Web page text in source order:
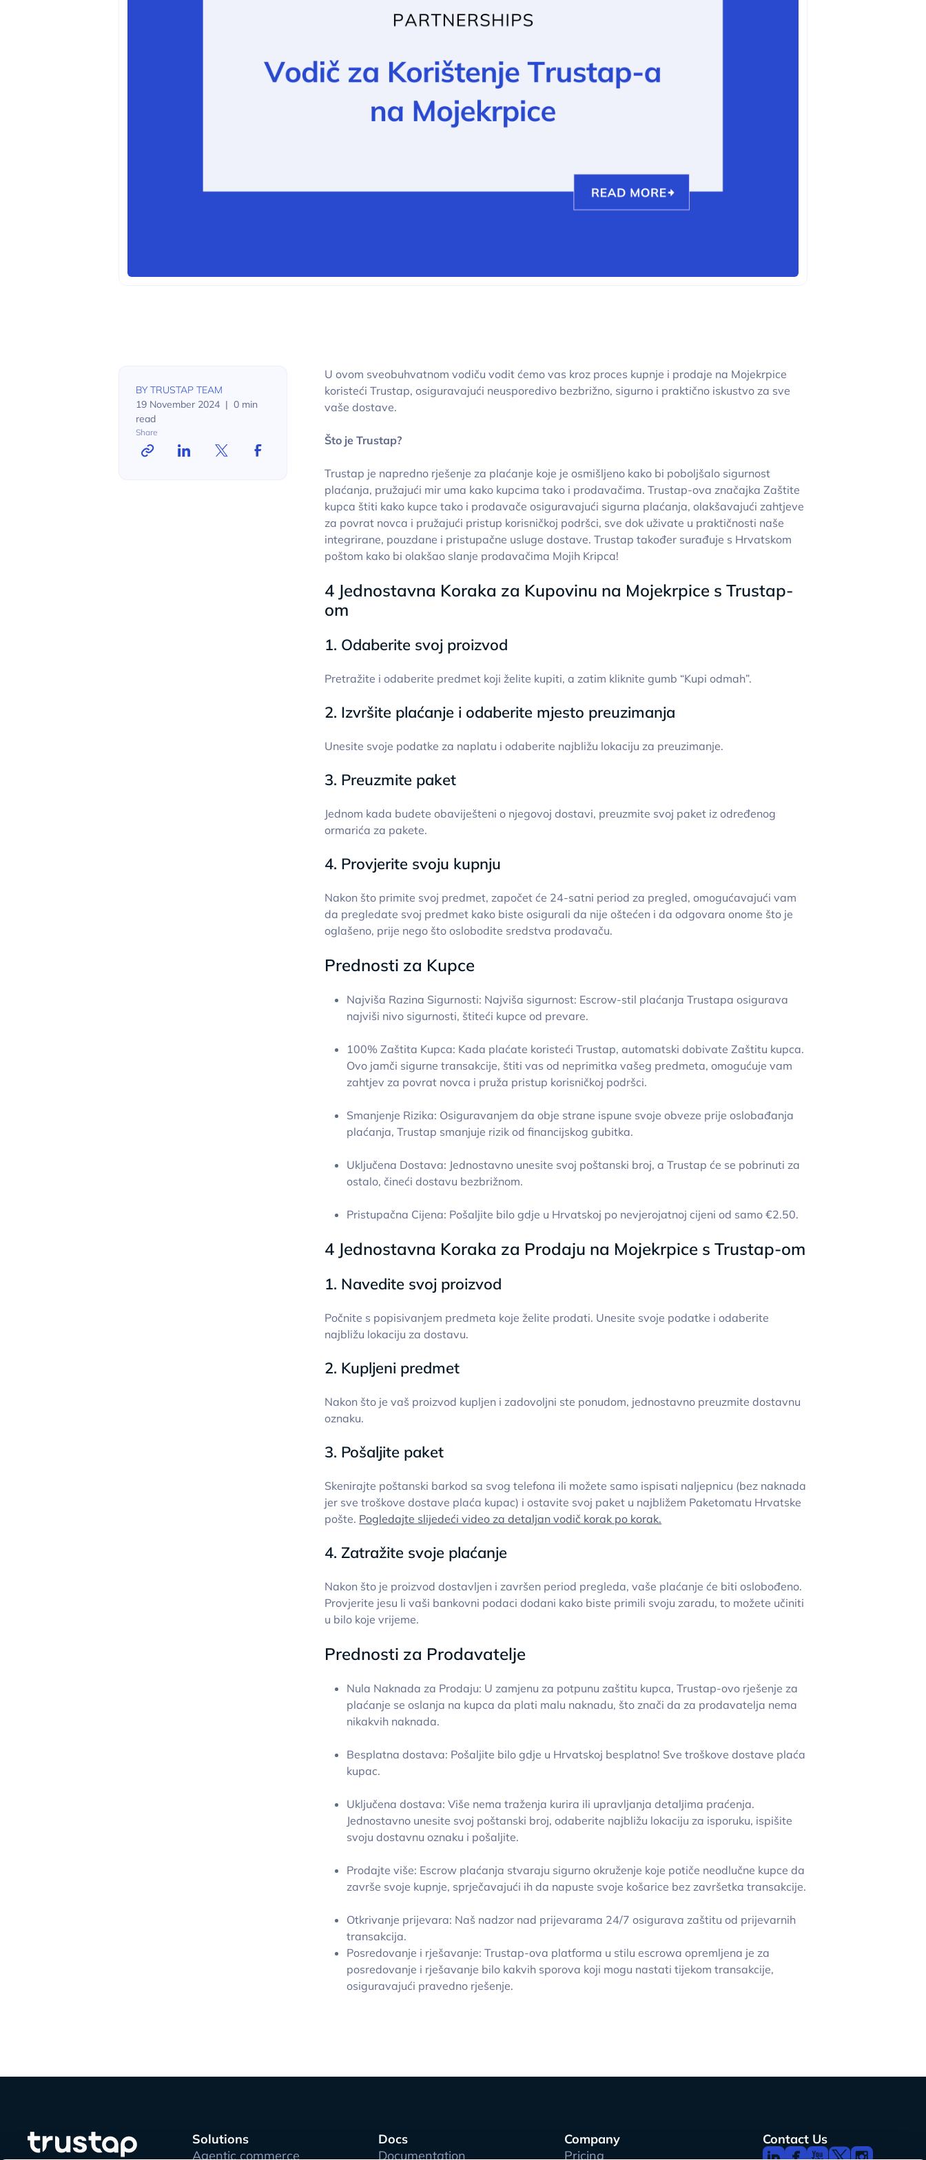
BYTRUSTAP TEAM
19 November 2024 | 0 min
read
Share
U ovom sveobuhvatnom vodiču vodit ćemo vas kroz proces kupnje i prodaje na Mojekrpice
koristeći Trustap, osiguravajući neusporedivo bezbrižno, sigurno i praktično iskustvo za sve
vaše dostave.
Što je Trustap?
Trustap je napredno rješenje za plaćanje koje je osmišljeno kako bi poboljšalo sigurnost
plaćanja, pružajući mir uma kako kupcima tako i prodavačima. Trustap-ova značajka Zaštite
kupca štiti kako kupce tako i prodavače osiguravajući sigurna plaćanja, olakšavajući zahtjeve
za povrat novca i pružajući pristup korisničkoj podršci, sve dok uživate u praktičnosti naše
integrirane, pouzdane i pristupačne usluge dostave. Trustap također surađuje s Hrvatskom
poštom kako bi olakšao slanje prodavačima Mojih Kripca!
4 Jednostavna Koraka za Kupovinu na Mojekrpice s Trustap-
om
1. Odaberite svoj proizvod
Pretražite i odaberite predmet koji želite kupiti, a zatim kliknite gumb “Kupi odmah”.
2. Izvršite plaćanje i odaberite mjesto preuzimanja
Unesite svoje podatke za naplatu i odaberite najbližu lokaciju za preuzimanje.
3. Preuzmite paket
Jednom kada budete obaviješteni o njegovoj dostavi, preuzmite svoj paket iz određenog
ormarića za pakete.
4. Provjerite svoju kupnju
Nakon što primite svoj predmet, započet će 24-satni period za pregled, omogućavajući vam
da pregledate svoj predmet kako biste osigurali da nije oštećen i da odgovara onome što je
oglašeno, prije nego što oslobodite sredstva prodavaču.
Prednosti za Kupce
Najviša Razina Sigurnosti: Najviša sigurnost: Escrow-stil plaćanja Trustapa osigurava
najviši nivo sigurnosti, štiteći kupce od prevare.
100% Zaštita Kupca: Kada plaćate koristeći Trustap, automatski dobivate Zaštitu kupca.
Ovo jamči sigurne transakcije, štiti vas od neprimitka vašeg predmeta, omogućuje vam
zahtjev za povrat novca i pruža pristup korisničkoj podršci.
Smanjenje Rizika: Osiguravanjem da obje strane ispune svoje obveze prije oslobađanja
plaćanja, Trustap smanjuje rizik od financijskog gubitka.
Uključena Dostava: Jednostavno unesite svoj poštanski broj, a Trustap će se pobrinuti za
ostalo, čineći dostavu bezbrižnom.
Pristupačna Cijena: Pošaljite bilo gdje u Hrvatskoj po nevjerojatnoj cijeni od samo €2.50.
4 Jednostavna Koraka za Prodaju na Mojekrpice s Trustap-om
1. Navedite svoj proizvod
Počnite s popisivanjem predmeta koje želite prodati. Unesite svoje podatke i odaberite
najbližu lokaciju za dostavu.
2. Kupljeni predmet
Nakon što je vaš proizvod kupljen i zadovoljni ste ponudom, jednostavno preuzmite dostavnu
oznaku.
3. Pošaljite paket
Skenirajte poštanski barkod sa svog telefona ili možete samo ispisati naljepnicu (bez naknada
jer sve troškove dostave plaća kupac) i ostavite svoj paket u najbližem Paketomatu Hrvatske
pošte. Pogledajte slijedeći video za detaljan vodič korak po korak.
4. Zatražite svoje plaćanje
Nakon što je proizvod dostavljen i završen period pregleda, vaše plaćanje će biti oslobođeno.
Provjerite jesu li vaši bankovni podaci dodani kako biste primili svoju zaradu, to možete učiniti
u bilo koje vrijeme.
Prednosti za Prodavatelje
Nula Naknada za Prodaju: U zamjenu za potpunu zaštitu kupca, Trustap-ovo rješenje za
plaćanje se oslanja na kupca da plati malu naknadu, što znači da za prodavatelja nema
nikakvih naknada.
Besplatna dostava: Pošaljite bilo gdje u Hrvatskoj besplatno! Sve troškove dostave plaća
kupac.
Uključena dostava: Više nema traženja kurira ili upravljanja detaljima praćenja.
Jednostavno unesite svoj poštanski broj, odaberite najbližu lokaciju za isporuku, ispišite
svoju dostavnu oznaku i pošaljite.
Prodajte više: Escrow plaćanja stvaraju sigurno okruženje koje potiče neodlučne kupce da
završe svoje kupnje, sprječavajući ih da napuste svoje košarice bez završetka transakcije.
Otkrivanje prijevara: Naš nadzor nad prijevarama 24/7 osigurava zaštitu od prijevarnih
transakcija.
Posredovanje i rješavanje: Trustap-ova platforma u stilu escrowa opremljena je za
posredovanje i rješavanje bilo kakvih sporova koji mogu nastati tijekom transakcije,
osiguravajući pravedno rješenje.
Solutions
Agentic commerce
Docs
Documentation
Company
Pricing
Contact Us